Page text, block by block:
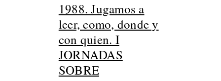
1988. Jugamos a
leer, como, donde y
con quien. I
JORNADAS
SOBRE